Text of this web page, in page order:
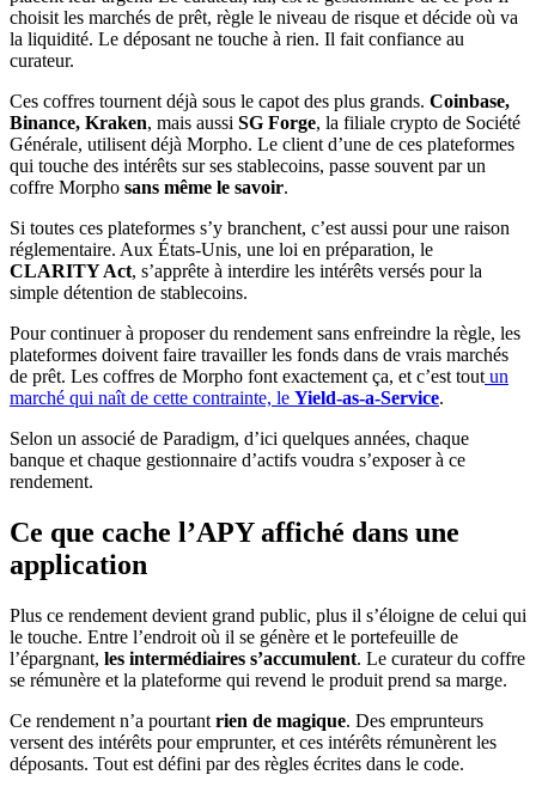
choisit les marchés de prêt, règle le niveau de risque et décide où va
la liquidité. Le déposant ne touche à rien. Il fait confiance au
curateur.
Ces coffres tournent déjà sous le capot des plus grands. Coinbase,
Binance, Kraken, mais aussi SG Forge, la filiale crypto de Société
Générale, utilisent déjà Morpho. Le client d’une de ces plateformes
qui touche des intérêts sur ses stablecoins, passe souvent par un
coffre Morpho sans même le savoir.
Si toutes ces plateformes s’y branchent, c’est aussi pour une raison
réglementaire. Aux États-Unis, une loi en préparation, le
CLARITY Act, s’apprête à interdire les intérêts versés pour la
simple détention de stablecoins.
Pour continuer à proposer du rendement sans enfreindre la règle, les
plateformes doivent faire travailler les fonds dans de vrais marchés
de prêt. Les coffres de Morpho font exactement ça, et c’est toutun
marché qui naît de cette contrainte, le Yield-as-a-Service.
Selon un associé de Paradigm, d’ici quelques années, chaque
banque et chaque gestionnaire d’actifs voudra s’exposer à ce
rendement.
Ce que cache l’APY affiché dans une
application
Plus ce rendement devient grand public, plus il s’éloigne de celui qui
le touche. Entre l’endroit où il se génère et le portefeuille de
l’épargnant, les intermédiaires s’accumulent. Le curateur du coffre
se rémunère et la plateforme qui revend le produit prend sa marge.
Ce rendement n’a pourtant rien de magique. Des emprunteurs
versent des intérêts pour emprunter, et ces intérêts rémunèrent les
déposants. Tout est défini par des règles écrites dans le code.